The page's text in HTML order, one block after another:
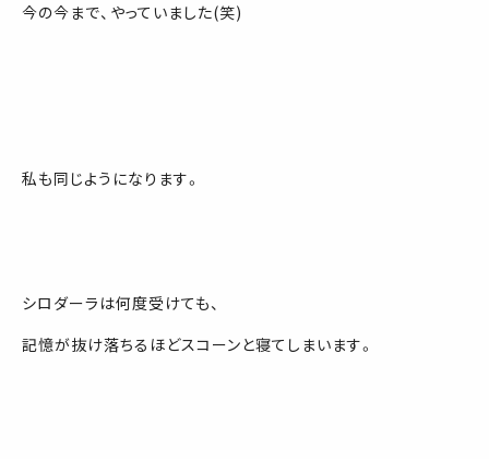
今の今まで、やっていました(笑)
私も同じようになります。
シロダーラは何度受けても、
記憶が抜け落ちるほどスコーンと寝てしまいます。